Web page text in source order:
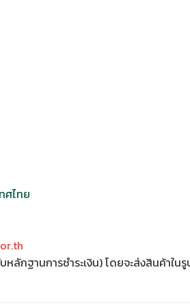
ศไทย
ลักฐานการชำระเงิน) โดยจะส่งสินค้าใน